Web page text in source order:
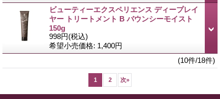
ビューティーエクスペリエンス ディープレイ
ヤー トリートメント B バウンシーモイスト
150g
998円(税込)
希望小売価格: 1,400円
(10件/18件)
1 2 次»